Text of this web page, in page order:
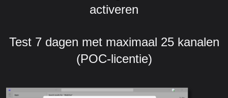
activeren
Test 7 dagen met maximaal 25 kanalen
(POC-licentie)